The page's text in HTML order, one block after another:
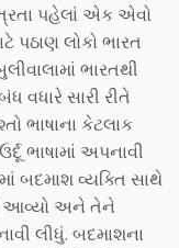
પહેલાં એક એવો
પઠાણ લોકો ભારત
ભારતથી
વધારે સારી રીતે
ભાષાના કેટલાક
ભાષામાં અપનાવી
બદમાશ વ્યક્તિ સાથે
આવ્યો અને તેને
લીધું. બદમાશના